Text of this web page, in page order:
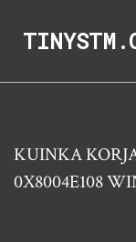
KUINKA
0X8004E108